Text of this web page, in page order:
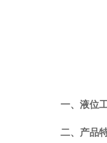
一、液位
二、产品